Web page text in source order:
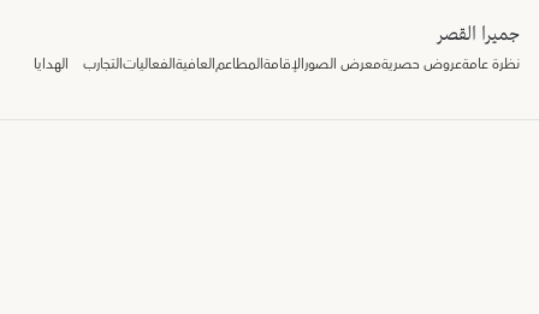
جميرا القصر
نظرة عامةعروض حصريةمعرض الصورالإقامةالمطاعمالعافيةالفعالياتالتجارب الهدايا